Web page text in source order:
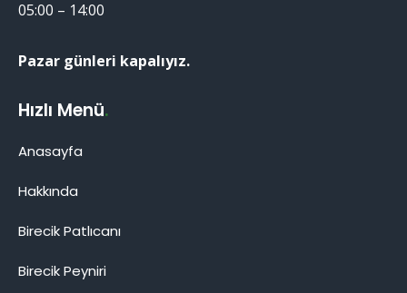
05:00 – 14:00
Pazar günleri kapalıyız.
Hızlı Menü.
Anasayfa
Hakkında
Birecik Patlıcanı
Birecik Peyniri